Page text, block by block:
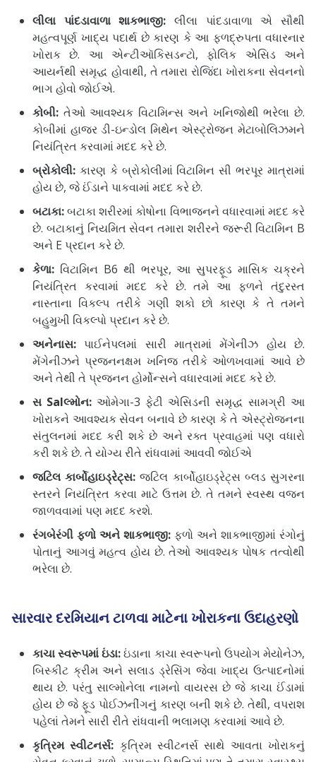
લીલા પાંદડાવાળા શાકભાજી: લીલા પાંદડાવાળા એ સૌથી
મહત્વપૂર્ણ ખાદ્ય પદાર્થ છે કારણ કે આ ફળદ્રુપતા વધારનાર
ખોરાક છે. આ એન્ટીઑકિસડન્ટો, ફોલિક એસિડ અને
આયર્નથી સમૃદ્ધ હોવાથી, તે તમારા રોજિંદા ખોરાકના સેવનનો
ભાગ હોવો જોઈએ.
કોબી: તેઓ આવશ્યક વિટામિન્સ અને ખનિજોથી ભરેલા છે.
કોબીમાં હાજર ડી-ઇન્ડોલ મિથેન એસ્ટ્રોજન મેટાબોલિઝમને
નિયંત્રિત કરવામાં મદદ કરે છે.
બ્રોકોલી: કારણ કે બ્રોકોલીમાં વિટામિન સી ભરપૂર માત્રામાં
હોય છે, જે ઈંડાને પાકવામાં મદદ કરે છે.
બટાકા:બટાકા શરીરમાં કોષોના વિભાજનને વધારવામાં મદદ કરે
છે. બટાકાનું નિયમિત સેવન તમારા શરીરને જરૂરી વિટામિન B
અને E પ્રદાન કરે છે.
કેળા: વિટામિન B6 થી ભરપૂર, આ સુપરફૂડ માસિક ચક્રને
નિયંત્રિત કરવામાં મદદ કરે છે. તમે આ ફળને તંદુરસ્ત
નાસ્તાના વિકલ્પ તરીકે ગણી શકો છો કારણ કે તે તમને
બહુમુખી વિકલ્પો પ્રદાન કરે છે.
અનેનાસ: પાઈનેપલમાં સારી માત્રામાં મેંગેનીઝ હોય છે.
મેંગેનીઝને પ્રજનનક્ષમ ખનિજ તરીકે ઓળખવામાં આવે છે
અને તેથી તે પ્રજનન હોર્મોન્સને વધારવામાં મદદ કરે છે.
સ Salલ્મોન: ઓમેગા-3 ફેટી એસિડની સમૃદ્ધ સામગ્રી આ
ખોરાકને આવશ્યક સેવન બનાવે છે કારણ કે તે એસ્ટ્રોજનના
સંતુલનમાં મદદ કરી શકે છે અને રક્ત પ્રવાહમાં પણ વધારો
કરી શકે છે. તે યોગ્ય રીતે રાંધવામાં આવવી જોઈએ
જટિલ કાર્બોહાઇડ્રેટ્સ: જટિલ કાર્બોહાઇડ્રેટ્સ બ્લડ સુગરના
સ્તરને નિયંત્રિત કરવા માટે ઉત્તમ છે. તે તમને સ્વસ્થ વજન
જાળવવામાં પણ મદદ કરશે.
રંગબેરંગી ફળો અને શાકભાજી: ફળો અને શાકભાજીમાં રંગોનું
પોતાનું આગવું મહત્વ હોય છે. તેઓ આવશ્યક પોષક તત્વોથી
ભરેલા છે.
સારવાર દરમિયાન ટાળવા માટેના ખોરાકના ઉદાહરણો
કાચા સ્વરૂપમાં ઇંડા:ઇંડાના કાચા સ્વરૂપનો ઉપયોગ મેયોનેઝ,
બિસ્કીટ ક્રીમ અને સલાડ ડ્રેસિંગ જેવા ખાદ્ય ઉત્પાદનોમાં
થાય છે. પરંતુ સાલ્મોનેલા નામનો વાયરસ છે જે કાચા ઈંડામાં
હોય છે જે ફૂડ પોઈઝનીંગનું કારણ બની શકે છે. તેથી, વપરાશ
પહેલાં તેમને સારી રીતે રાંધવાની ભલામણ કરવામાં આવે છે.
કૃત્રિમ સ્વીટનર્સ: કૃત્રિમ સ્વીટનર્સ સાથે આવતા ખોરાકનું